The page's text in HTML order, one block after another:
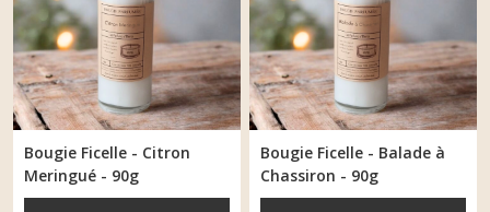
Bougie Ficelle - Citron
Meringué - 90g
Bougie Ficelle - Balade à
Chassiron - 90g